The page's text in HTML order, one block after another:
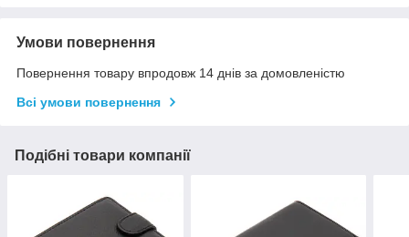
Умови повернення
Повернення товару впродовж 14 днів за домовленістю
Всі умови повернення
Подібні товари компанії